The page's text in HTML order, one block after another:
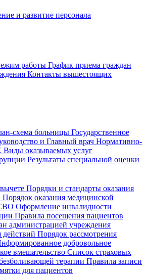
и развитие персонала
работы График приема граждан
Контакты вышестоящих
схема больницы Государственное
и Главный врач Нормативно-
Виды оказываемых услуг
Результаты специальной оценки
Порядки и стандарты оказания
Порядок оказания медицинской
Оформление инвалидности
Правила посещения пациентов
администрацией учреждения
Порядок рассмотрения
добровольное
вмешательство Список страховых
терапии Правила записи
для пациентов